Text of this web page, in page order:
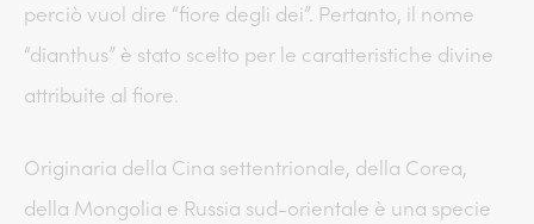
perciò vuol dire “fiore degli dei”. Pertanto, il nome
“dianthus” è stato scelto per le caratteristiche divine
attribuite al fiore.
Originaria della Cina settentrionale, della Corea,
della Mongolia e Russia sud-orientale è una specie